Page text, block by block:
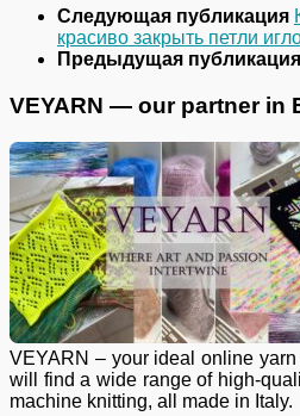
Следующая публикация
красиво закрыть петли
Предыдущая публикация
VEYARN — our partner in
VEYARN – your ideal online
will find a wide range of high-
machine knitting, all made in Italy.